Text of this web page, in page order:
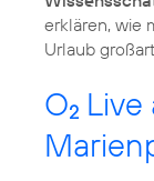
erklären, wie
Urlaub
O2